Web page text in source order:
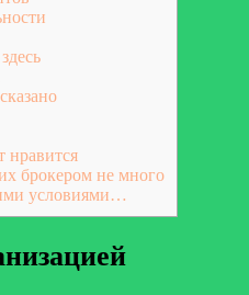
нравится
брокером не много
условиями…